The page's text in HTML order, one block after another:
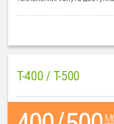
T-400 / T-500